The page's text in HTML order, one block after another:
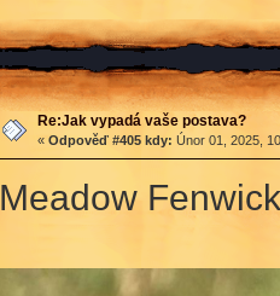
Re:Jak vypadá vaše postava?
« Odpověď #405 kdy: Únor 01, 2025,
Meadow